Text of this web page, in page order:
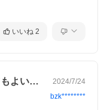
いいね 2
アロマの香りがきつくなく とてもよいです！ 2024/7/24
bzk********